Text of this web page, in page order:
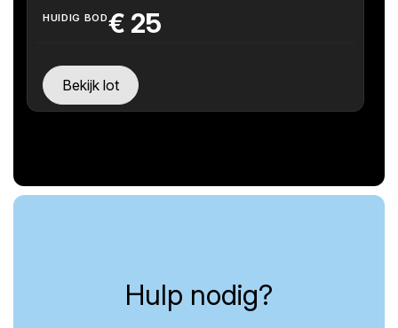
HUIDIG BOD€ 25
Bekijk lot
Hulp nodig?